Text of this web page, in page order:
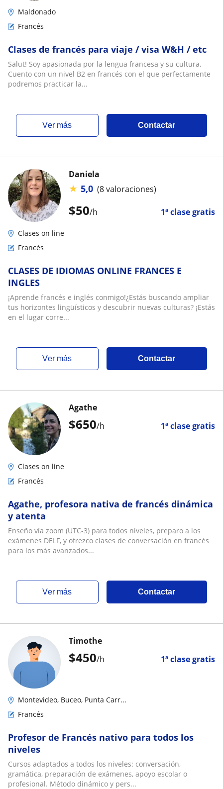
Maldonado
Francés
Clases de francés para viaje / visa W&H / etc
Salut! Soy apasionada por la lengua francesa y su cultura.
Cuento con un nivel B2 en francés con el que perfectamente
podremos practicar la...
ver más Contactar
$50/h 1ª clase gratis
Daniela
★ 5,0 (8 valoraciones)
Clases on line
Francés
CLASES DE IDIOMAS ONLINE FRANCES E
INGLES
¡Aprende francés e inglés conmigo!¿Estás buscando ampliar
tus horizontes lingüísticos y descubrir nuevas culturas? ¡Estás
en el lugar corre...
ver más Contactar
$650/h 1ª clase gratis
Agathe
Clases on line
Francés
Agathe, profesora nativa de francés dinámica
y atenta
Enseño vía zoom (UTC-3) para todos niveles, preparo a los
exámenes DELF, y ofrezco clases de conversación en francés
para los más avanzados...
ver más Contactar
$450/h 1ª clase gratis
Timothe
Montevideo, Buceo, Punta Carr...
Francés
Profesor de Francés nativo para todos los
niveles
Cursos adaptados a todos los niveles: conversación,
gramática, preparación de exámenes, apoyo escolar o
profesional. Método dinámico y pers...